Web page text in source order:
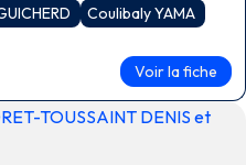
Coulibaly YAMA
Voir la fiche